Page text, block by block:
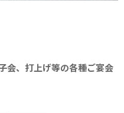
会、打上げ等の各種ご宴会